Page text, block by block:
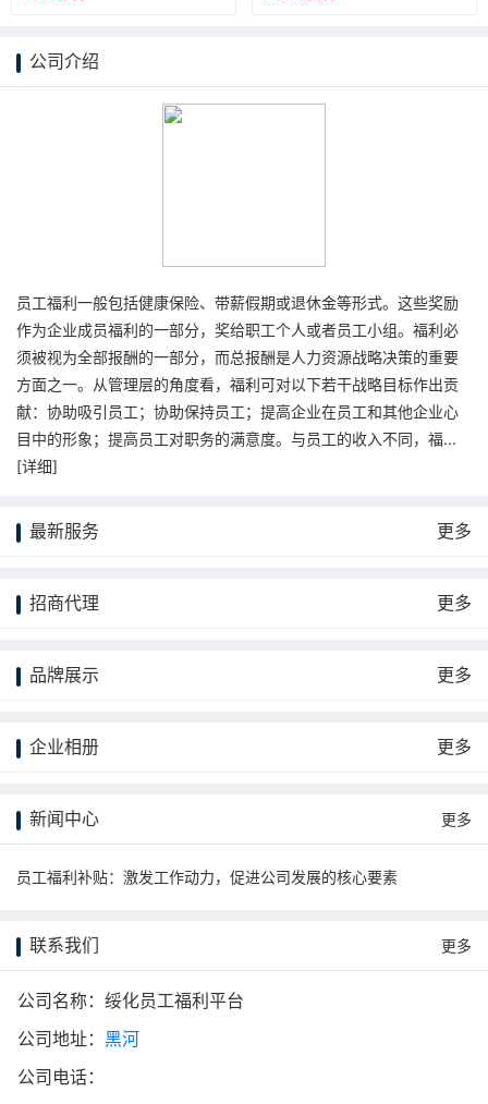
手礼盒装
生日创意
公司介绍
员工福利一般包括健康保险、带薪假期或退休金等形式。这些奖励
作为企业成员福利的一部分，奖给职工个人或者员工小组。福利必
须被视为全部报酬的一部分，而总报酬是人力资源战略决策的重要
方面之一。从管理层的角度看，福利可对以下若干战略目标作出贡
献：协助吸引员工；协助保持员工；提高企业在员工和其他企业心
目中的形象；提高员工对职务的满意度。与员工的收入不同，福...
[详细]
最新服务 更多
招商代理 更多
品牌展示 更多
企业相册 更多
新闻中心 更多
员工福利补贴：激发工作动力，促进公司发展的核心要素
联系我们 更多
公司名称：绥化员工福利平台
公司地址： 黑河
公司电话：